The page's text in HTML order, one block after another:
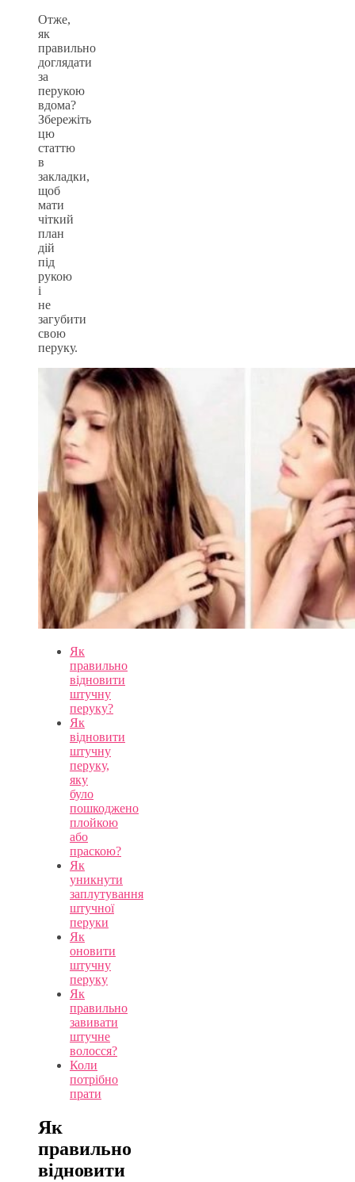
Отже,
як
правильно
доглядати
за
перукою
вдома?
Збережіть
цю
статтю
в
закладки,
щоб
мати
чіткий
план
дій
під
рукою
і
не
загубити
свою
перуку.
Як
правильно
відновити
штучну
перуку?
Як
відновити
штучну
перуку,
яку
було
пошкоджено
плойкою
або
праскою?
Як
уникнути
заплутування
штучної
перуки
Як
оновити
штучну
перуку
Як
правильно
завивати
штучне
волосся?
Коли
потрібно
прати
Як
правильно
відновити